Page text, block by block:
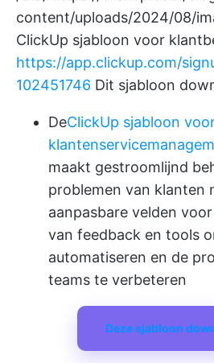
content/uploads/2024/08/
ClickUp sjabloon voor
https://app.clickup.com/
102451746 Dit sjabloon
DeClickUp sjabloon
maakt gestroomlijnd
problemen van klanten
aanpasbare velden
van feedback en tools
automatiseren en de
teams te verbeteren
Deze sjabloon